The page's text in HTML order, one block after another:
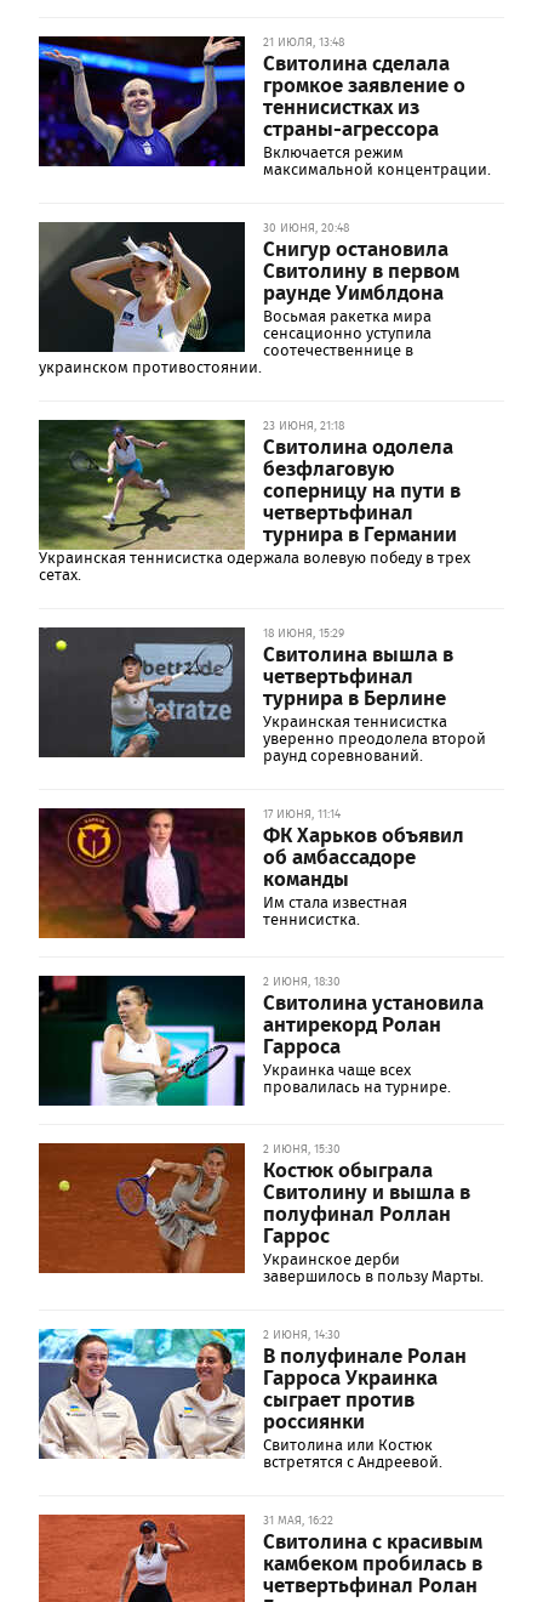
21 ИЮЛЯ, 13:48
Свитолина сделала
громкое заявление о
теннисистках из
страны-агрессора
Включается режим
максимальной концентрации.
30 ИЮНЯ, 20:48
Снигур остановила
Свитолину в первом
раунде Уимблдона
Восьмая ракетка мира
сенсационно уступила
соотечественнице в
украинском противостоянии.
23 ИЮНЯ, 21:18
Свитолина одолела
безфлаговую
соперницу на пути в
четвертьфинал
турнира в Германии
Украинская теннисистка одержала волевую победу в трех
сетах.
18 ИЮНЯ, 15:29
Свитолина вышла в
четвертьфинал
турнира в Берлине
Украинская теннисистка
уверенно преодолела второй
раунд соревнований.
17 ИЮНЯ, 11:14
ФК Харьков объявил
об амбассадоре
команды
Им стала известная
теннисистка.
2 ИЮНЯ, 18:30
Свитолина установила
антирекорд Ролан
Гарроса
Украинка чаще всех
провалилась на турнире.
2 ИЮНЯ, 15:30
Костюк обыграла
Свитолину и вышла в
полуфинал Роллан
Гаррос
Украинское дерби
завершилось в пользу Марты.
2 ИЮНЯ, 14:30
В полуфинале Ролан
Гарроса Украинка
сыграет против
россиянки
Свитолина или Костюк
встретятся с Андреевой.
31 МАЯ, 16:22
Свитолина с красивым
камбеком пробилась в
четвертьфинал Ролан